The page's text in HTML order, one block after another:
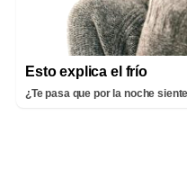
Esto explica el frío
¿Te pasa que por la noche